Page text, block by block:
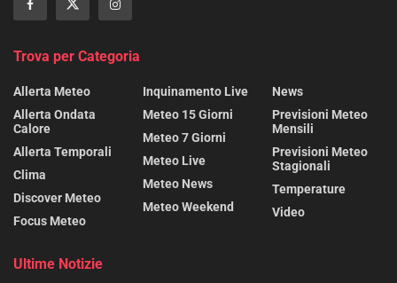
Trova per Categoria
Allerta Meteo
Allerta Ondata
Calore
Allerta Temporali
Clima
Discover Meteo
Focus Meteo
Inquinamento Live
Meteo 15 Giorni
Meteo 7 Giorni
Meteo Live
Meteo News
Meteo Weekend
News
Previsioni Meteo
Mensili
Previsioni Meteo
Stagionali
Temperature
Video
Ultime Notizie